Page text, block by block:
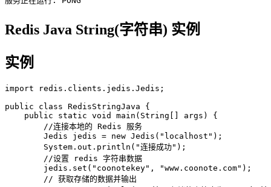
Redis Java String(字符串) 实例
实例
import redis.clients.jedis.Jedis;
public class RedisStringJava {
    public static void main(String[] args) {
        //连接本地的 Redis 服务
        Jedis jedis = new Jedis("localhost");
        System.out.println("连接成功");
        //设置 redis 字符串数据
        jedis.set("coonotekey", "www.coonote.com");
        // 获取存储的数据并输出